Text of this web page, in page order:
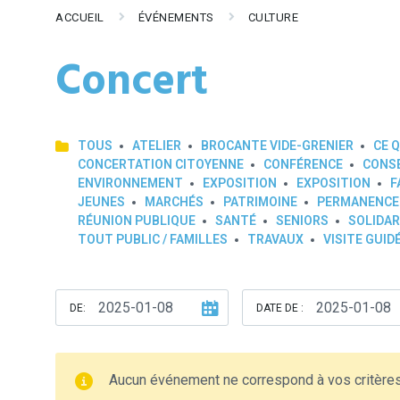
ACCUEIL ÉVÉNEMENTS CULTURE
Concert
TOUS ATELIER BROCANTE VIDE-GRENIER CE
CONCERTATION CITOYENNE
CONFÉRENCE
ENVIRONNEMENT
EXPOSITION EXPOSITION
JEUNES
MARCHÉS PATRIMOINE
RÉUNION PUBLIQUE
SANTÉ SENIORS
TOUT PUBLIC / FAMILLES
TRAVAUX VISITE
DE: DATE DE :
Aucun événement ne correspond à vos